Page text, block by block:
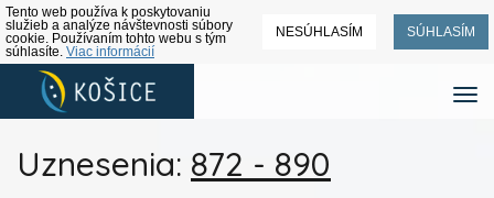
Tento web používa k poskytovaniu
služieb a analýze návštevnosti súbory
cookie. Používaním tohto webu s tým
súhlasíte. Viac informácií
NESÚHLASÍM SÚHLASÍM
Uznesenia: 872 - 890